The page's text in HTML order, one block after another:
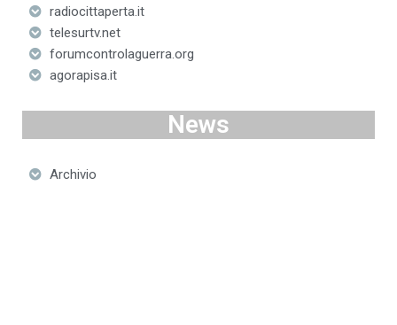
radiocittaperta.it
telesurtv.net
forumcontrolaguerra.org
agorapisa.it
News
Archivio